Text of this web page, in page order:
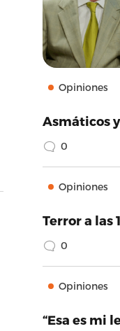
Opiniones
Asmáticos
0
Opiniones
Terror a las
0
Opiniones
“Esa es mi